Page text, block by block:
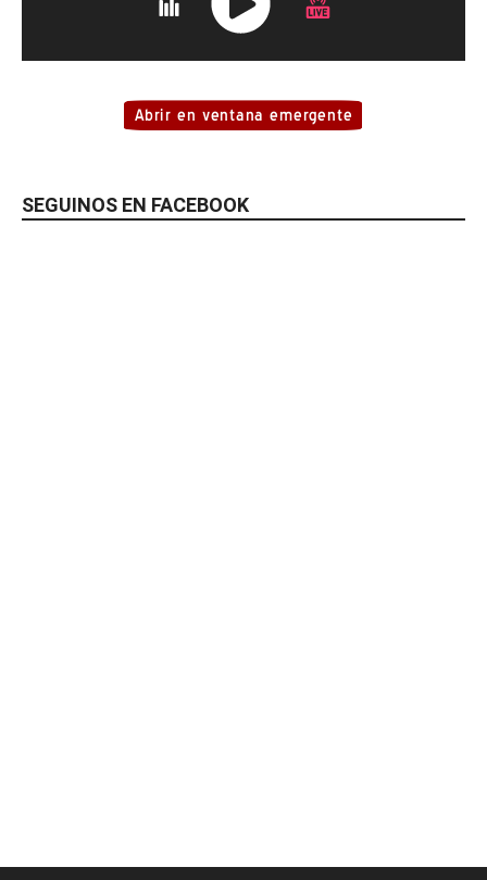
SEGUINOS EN FACEBOOK